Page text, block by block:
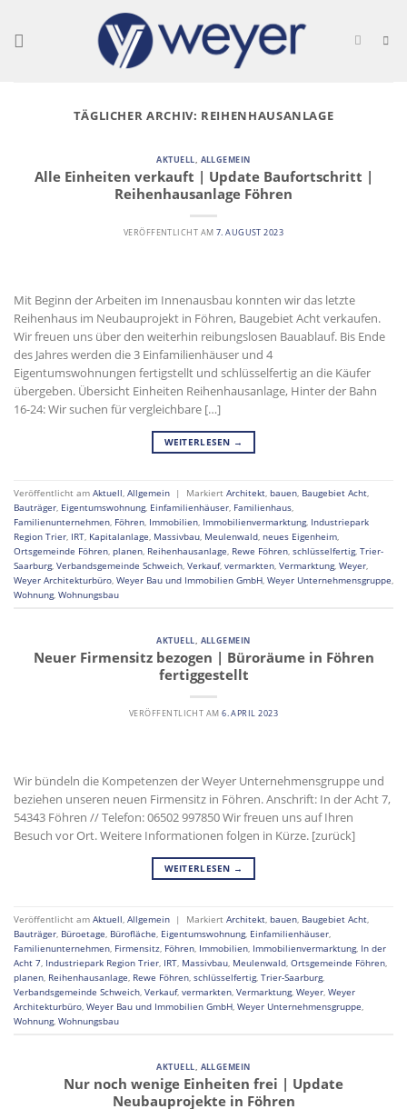
content
TÄGLICHER ARCHIV: REIHENHAUSANLAGE
AKTUELL, ALLGEMEIN
Alle Einheiten verkauft | Update Baufortschritt |
Reihenhausanlage Föhren
VERÖFFENTLICHT AM 7. AUGUST 2023
Mit Beginn der Arbeiten im Innenausbau konnten wir das letzte
Reihenhaus im Neubauprojekt in Föhren, Baugebiet Acht verkaufen.
Wir freuen uns über den weiterhin reibungslosen Bauablauf. Bis Ende
des Jahres werden die 3 Einfamilienhäuser und 4
Eigentumswohnungen fertigstellt und schlüsselfertig an die Käufer
übergeben. Übersicht Einheiten Reihenhausanlage, Hinter der Bahn
16-24: Wir suchen für vergleichbare […]
WEITERLESEN →
Veröffentlicht am Aktuell, Allgemein | Markiert Architekt, bauen, Baugebiet Acht,
Bauträger, Eigentumswohnung, Einfamilienhäuser, Familienhaus,
Familienunternehmen, Föhren, Immobilien, Immobilienvermarktung, Industriepark
Region Trier, IRT, Kapitalanlage, Massivbau, Meulenwald, neues Eigenheim,
Ortsgemeinde Föhren, planen, Reihenhausanlage, Rewe Föhren, schlüsselfertig, Trier-
Saarburg, Verbandsgemeinde Schweich, Verkauf, vermarkten, Vermarktung, Weyer,
Weyer Architekturbüro, Weyer Bau und Immobilien GmbH, Weyer Unternehmensgruppe,
Wohnung, Wohnungsbau
AKTUELL, ALLGEMEIN
Neuer Firmensitz bezogen | Büroräume in Föhren
fertiggestellt
VERÖFFENTLICHT AM6. APRIL 2023
Wir bündeln die Kompetenzen der Weyer Unternehmensgruppe und
beziehen unseren neuen Firmensitz in Föhren. Anschrift: In der Acht 7,
54343 Föhren // Telefon: 06502 997850 Wir freuen uns auf Ihren
Besuch vor Ort. Weitere Informationen folgen in Kürze. [zurück]
WEITERLESEN →
Veröffentlicht am Aktuell, Allgemein | Markiert Architekt, bauen, Baugebiet Acht,
Bauträger, Büroetage, Bürofläche, Eigentumswohnung, Einfamilienhäuser,
Familienunternehmen, Firmensitz, Föhren, Immobilien, Immobilienvermarktung, In der
Acht 7, Industriepark Region Trier, IRT, Massivbau, Meulenwald, Ortsgemeinde Föhren,
planen, Reihenhausanlage, Rewe Föhren, schlüsselfertig, Trier-Saarburg,
Verbandsgemeinde Schweich, Verkauf, vermarkten, Vermarktung, Weyer, Weyer
Architekturbüro, Weyer Bau und Immobilien GmbH, Weyer Unternehmensgruppe,
Wohnung, Wohnungsbau
AKTUELL, ALLGEMEIN
Nur noch wenige Einheiten frei | Update
Neubauprojekte in Föhren